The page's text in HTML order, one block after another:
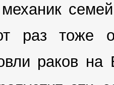
раз тоже
раков на